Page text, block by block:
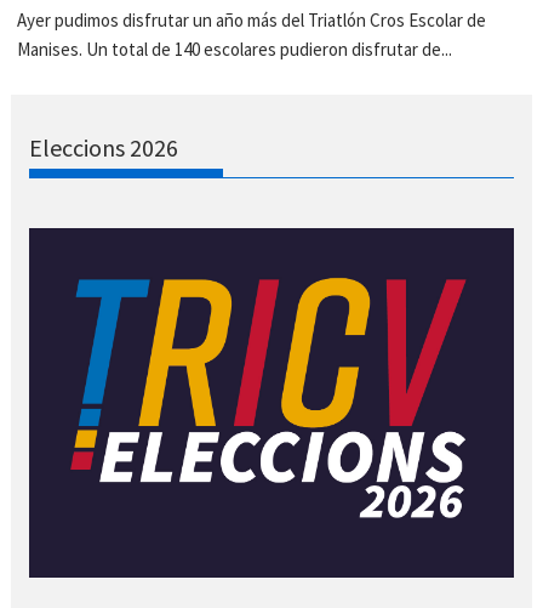
Ayer pudimos disfrutar un año más del Triatlón Cros Escolar de
Manises. Un total de 140 escolares pudieron disfrutar de...
Eleccions 2026